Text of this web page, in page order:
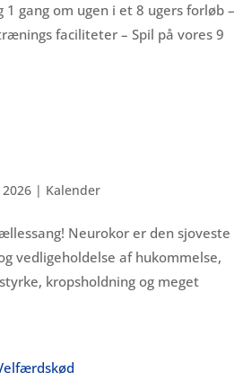
1 gang om ugen i et 8 ugers forløb –
faciliteter – Spil på vores 9
| Kalender
Neurokor er den sjoveste
vedligeholdelse af hukommelse,
kropsholdning og meget